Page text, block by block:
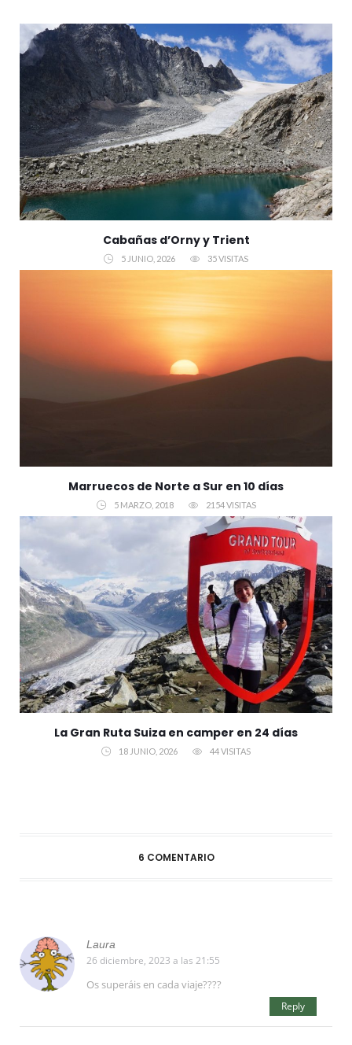
Cabañas d’Orny y Trient
5 JUNIO, 2026 35 VISITAS
Marruecos de Norte a Sur en 10 días
5 MARZO, 2018 2154 VISITAS
La Gran Ruta Suiza en camper en 24 días
18 JUNIO, 2026 44 VISITAS
6 COMENTARIO
Laura
26 diciembre, 2023 a las 21:55
Os superáis en cada viaje????
Reply